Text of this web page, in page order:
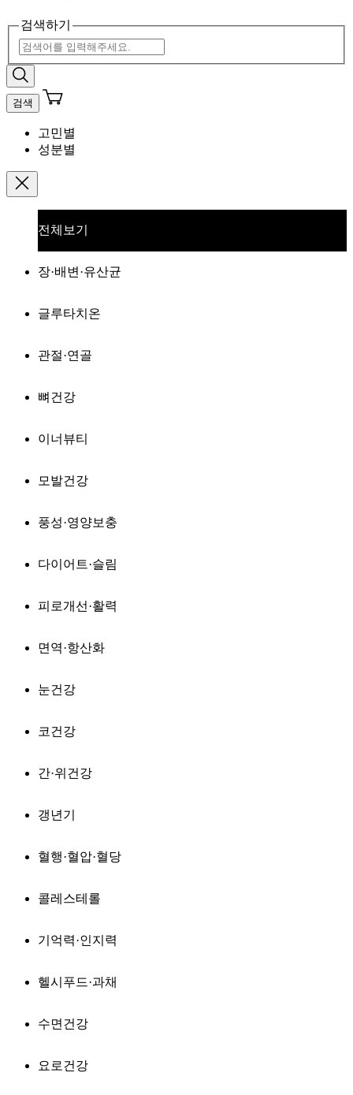
검색하기
검색
고민별
성분별
전체보기
장·배변·유산균
글루타치온
관절·연골
뼈건강
이너뷰티
모발건강
풍성·영양보충
다이어트·슬림
피로개선·활력
면역·항산화
눈건강
코건강
간·위건강
갱년기
혈행·혈압·혈당
콜레스테롤
기억력·인지력
헬시푸드·과채
수면건강
요로건강